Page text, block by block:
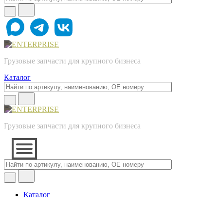
Грузовые запчасти для крупного бизнеса
Каталог
Грузовые запчасти для крупного бизнеса
Каталог